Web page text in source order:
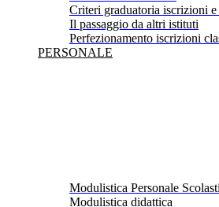
Criteri graduatoria iscrizioni
Il passaggio da altri istituti
Perfezionamento iscrizioni
PERSONALE
Modulistica Personale
Modulistica didattica